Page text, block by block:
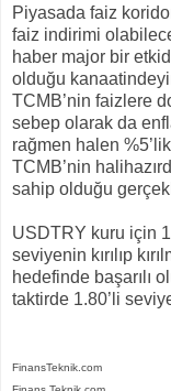
Piyasada faiz
faiz indirimi
haber major bir
olduğu
TCMB’nin faizlere
sebep olarak da
rağmen halen
TCMB’nin
sahip olduğu
USDTRY kuru için
seviyenin kırılıp
hedefinde başarılı
taktirde 1.80’li
FinansTeknik.com